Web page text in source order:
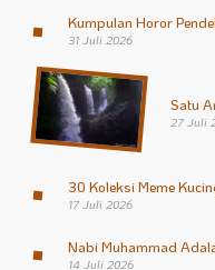
Kumpulan Horor
31 Juli 2026
Satu
27 Juli
30 Koleksi Meme
17 Juli 2026
Nabi Muhammad
14 Juli 2026